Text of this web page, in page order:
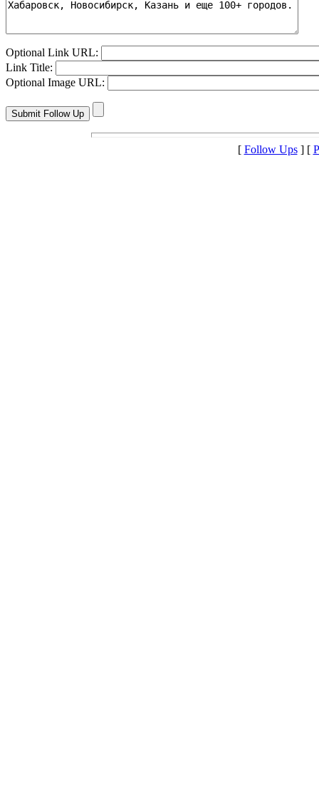
Optional Link URL:
Link Title:
Optional Image URL:
[ Follow Ups] [